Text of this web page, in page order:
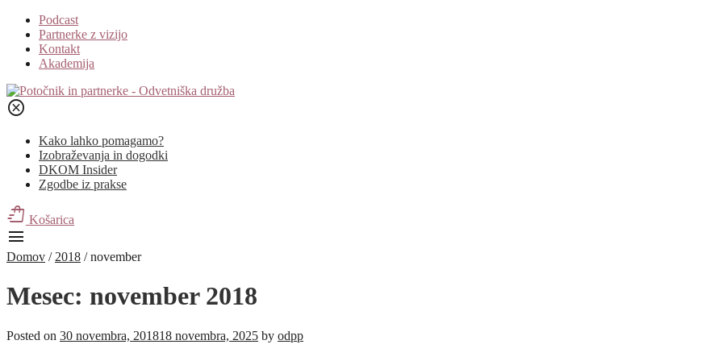
Podcast
Partnerke z vizijo
Kontakt
Akademija
cancel
Kako lahko pomagamo?
Izobraževanja in dogodki
DKOM Insider
Zgodbe iz prakse
shopping_bag_speed Košarica
menu
Domov / 2018 /november
Mesec: november 2018
Posted on 30 novembra, 201818 novembra, 2025 by odpp